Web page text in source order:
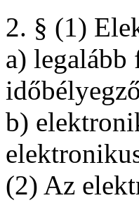
2. § (1)
a) legalább
b)
(2) Az